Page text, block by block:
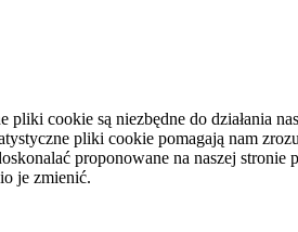
cookie są niezbędne do działania
pliki cookie pomagają nam
proponowane na naszej
je zmienić.